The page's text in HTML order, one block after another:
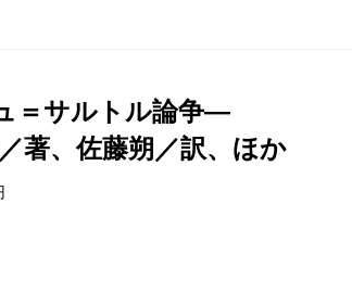
＝サルトル論争―
著、佐藤朔／訳、ほか